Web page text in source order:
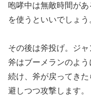
咆哮中は無敵時間が
を使うといいでしょう
その後は斧投げ。ジャ
斧はブーメランのよ
続け、斧が戻ってき
避しつつ攻撃します。